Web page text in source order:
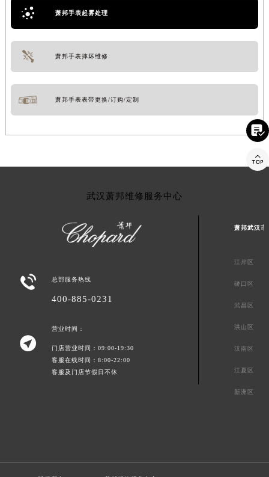
萧邦手表起雾处理
萧邦手表摔坏维修
萧邦手表表带更换/订购/定制
武汉萧邦维修服务中心
 总部服务热线
400-885-0231

营业时间：
门店营业时间：09:00-19:30
客服在线时间：8:00-22:00
客服及门店节假日不休
萧邦武汉市
江岸区
硚口区
武昌区
洪山区
汉南区
江夏区
新洲区

